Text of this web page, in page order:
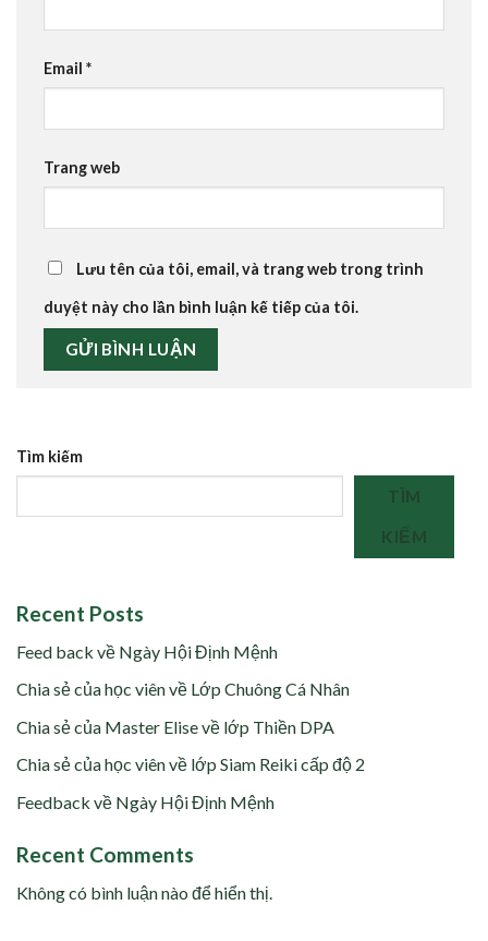
Email *
Trang web
Lưu tên của tôi, email, và trang web trong trình
duyệt này cho lần bình luận kế tiếp của tôi.
Tìm kiếm
TÌM
KIẾM
Recent Posts
Feed back về Ngày Hội Định Mệnh
Chia sẻ của học viên về Lớp Chuông Cá Nhân
Chia sẻ của Master Elise về lớp Thiền DPA
Chia sẻ của học viên về lớp Siam Reiki cấp độ 2
Feedback về Ngày Hội Định Mệnh
Recent Comments
Không có bình luận nào để hiển thị.